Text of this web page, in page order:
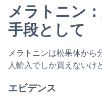
メラトニン
手段として
メラトニンは松果体から
人輸入でしか買えないけ
エビデンス